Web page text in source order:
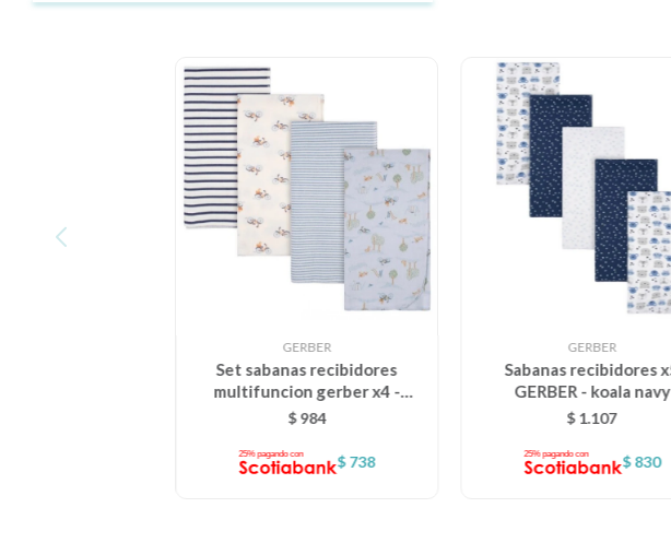
GERBER
Set sabanas recibidores
multifuncion gerber x4 -
perrito azul
$ 984
$ 738
GERBER
Sabanas recibidores
GERBER - koala navy
$ 1.107
$ 830